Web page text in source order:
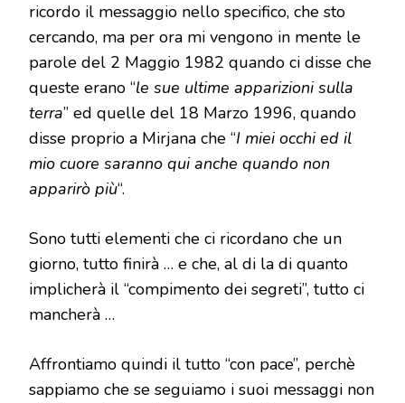
ricordo il messaggio nello specifico, che sto
cercando, ma per ora mi vengono in mente le
parole del 2 Maggio 1982 quando ci disse che
queste erano “le sue ultime apparizioni sulla
terra” ed quelle del 18 Marzo 1996, quando
disse proprio a Mirjana che “I miei occhi ed il
mio cuore saranno qui anche quando non
apparirò più“.
Sono tutti elementi che ci ricordano che un
giorno, tutto finirà … e che, al di la di quanto
implicherà il “compimento dei segreti”, tutto ci
mancherà …
Affrontiamo quindi il tutto “con pace”, perchè
sappiamo che se seguiamo i suoi messaggi non